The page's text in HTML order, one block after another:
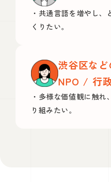
渋谷区な
NPO / 行
・多様な価値観に触れ
り組みたい。
・共通言語を増やし、
くりたい。